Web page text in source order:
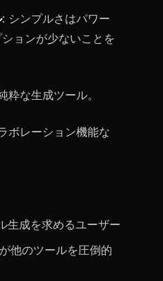
: シンプルさはパワー
ョンが少ないことを
粋な生成ツール。
ボレーション機能な
生成を求めるユーザー
他のツールを圧倒的